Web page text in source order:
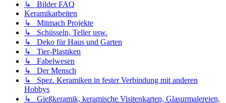
↳ Bilder FAQ
Keramikarbeiten
↳ Mitmach Projekte
↳ Schüsseln, Teller usw.
↳ Deko für Haus und Garten
↳ Tier-Plastiken
↳ Fabelwesen
↳ Der Mensch
↳ Spez. Keramiken in fester Verbindung mit anderen
Hobbys
↳ Gießkeramik, keramische Visitenkarten, Glasurmalereien,